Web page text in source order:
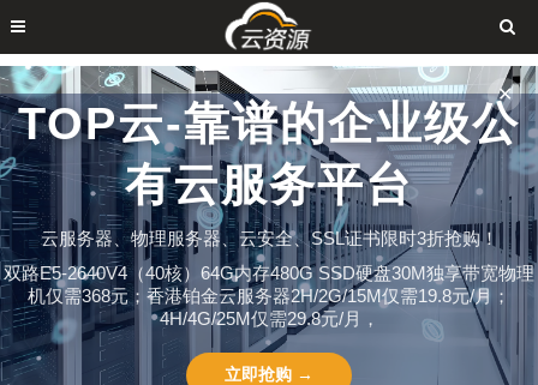
TOP云-靠谱的企业级公
有云服务平台
云服务器、物理服务器、云安全、SSL证书限时3折抢购！
双路E5-2640V4（40核）64G内存480G SSD硬盘30M独享带宽物理
机仅需368元；香港铂金云服务器2H/2G/15M仅需19.8元/月；
4H/4G/25M仅需29.8元/月，
立即抢购 →
✕